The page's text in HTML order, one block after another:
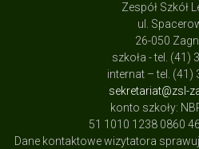
Zespół Szkół
ul.
26-050
szkoła - tel. (41)
internat – tel. (41)
sekretariat@zsl-
konto szkoły:
51 1010 1238 0860
Dane kontaktowe wizytatora